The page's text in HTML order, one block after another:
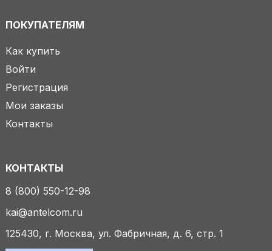
ПОКУПАТЕЛЯМ
Как купить
Войти
Регистрация
Мои заказы
Контакты
КОНТАКТЫ
8 (800) 550-12-98
kai@antelcom.ru
125430, г. Москва, ул. Фабричная, д. 6, стр. 1